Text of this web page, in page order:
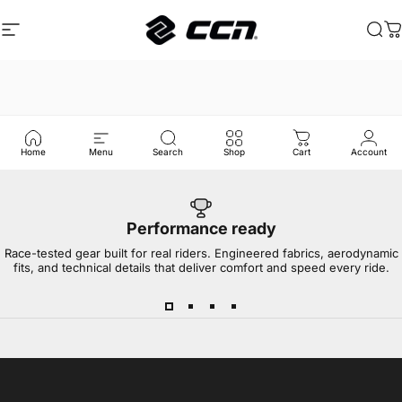
Site navigatie
CCN Sport
Home Menu Search Shop Cart Account
Performance ready
Race-tested gear built for real riders. Engineered fabrics, aerodynamic
fits, and technical details that deliver comfort and speed every ride.